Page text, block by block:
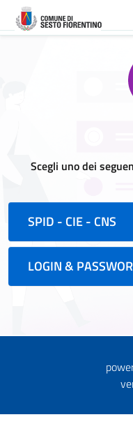
Scegli uno dei
SPID - CIE - CNS
LOGIN &